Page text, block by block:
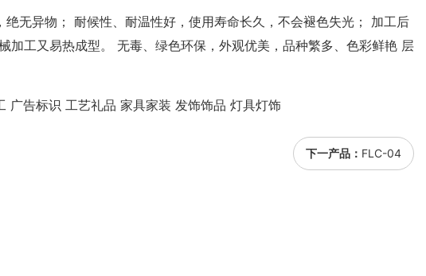
绝无异物； 耐候性、耐温性好，使用寿命长久，不会褪色失光； 加工后
加工又易热成型。 无毒、绿色环保，外观优美，品种繁多、色彩鲜艳 层
广告标识 工艺礼品 家具家装 发饰饰品 灯具灯饰
下一产品： FLC-04